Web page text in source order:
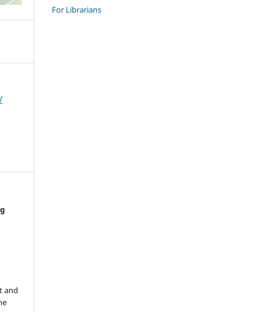
and
For Librarians